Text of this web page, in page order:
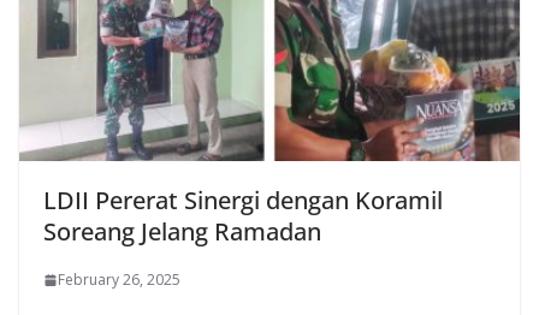
LDII Pererat Sinergi dengan Koramil
Soreang Jelang Ramadan
February 26, 2025